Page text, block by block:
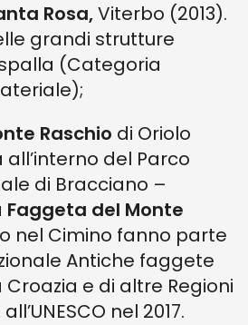
Rosa,Viterbo (2013).
grandi strutture
(Categoria
Raschio di Oriolo
del Parco
di Bracciano –
Faggeta del Monte
nel Cimino fanno parte
Antiche faggete
e di altre Regioni
nel 2017.